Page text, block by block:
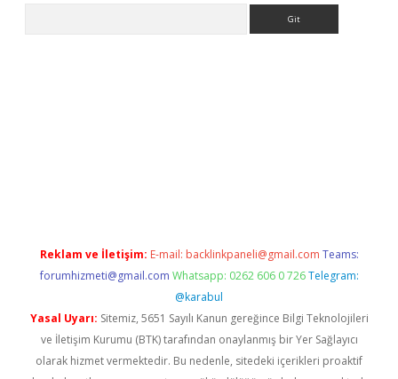
Reklam ve İletişim: E-mail: backlinkpaneli@gmail.com Teams:
forumhizmeti@gmail.com Whatsapp: 0262 606 0 726 Telegram:
@karabul
Yasal Uyarı: Sitemiz, 5651 Sayılı Kanun gereğince Bilgi Teknolojileri
ve İletişim Kurumu (BTK) tarafından onaylanmış bir Yer Sağlayıcı
olarak hizmet vermektedir. Bu nedenle, sitedeki içerikleri proaktif